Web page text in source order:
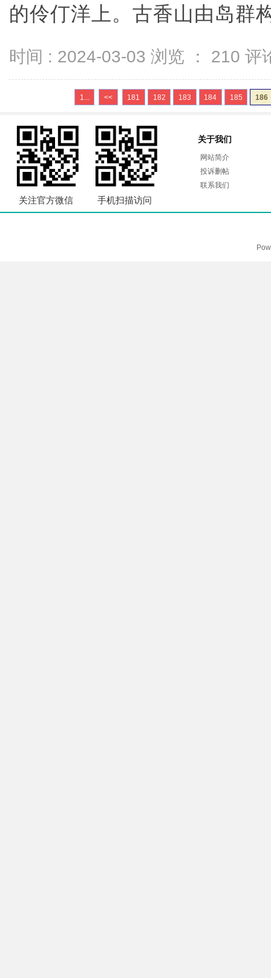
的伶仃洋上。古香山由岛群
时间 : 2024-03-03 浏览 ： 210 评
1... << 181 182 183 184 185 186
关注官方微信 手机扫描访问
关于我们
网站简介
投诉删帖
联系我们